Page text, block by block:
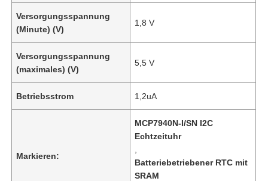
Versorgungsspannung
(Minute) (V)
1,8 V
Versorgungsspannung
(maximales) (V)
5,5 V
Betriebsstrom 1,2uA
Markieren:
MCP7940N-I/SN I2C
Echtzeituhr
Batteriebetriebener RTC mit
SRAM